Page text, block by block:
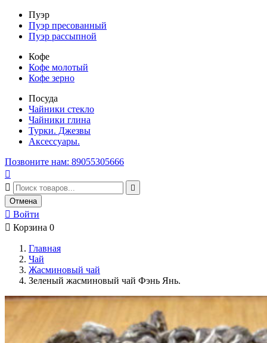
Пуэр
Пуэр пресованный
Пуэр рассыпной
Кофе
Кофе молотый
Кофе зерно
Посуда
Чайники стекло
Чайники глина
Турки. Джезвы
Аксессуары.
Позвоните нам: 89055305666



Отмена
 Войти
 Корзина 0
Главная
Чай
Жасминовый чай
Зеленый жасминовый чай Фэнь Янь.